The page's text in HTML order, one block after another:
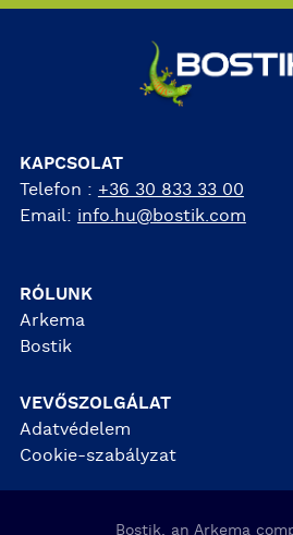
KAPCSOLAT
Telefon : +36 30 833 33 00
Email: info.hu@bostik.com
RÓLUNK
Arkema
Bostik
VEVŐSZOLGÁLAT
Adatvédelem
Cookie-szabályzat
Bostik, an Arkema